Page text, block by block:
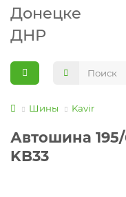
Шины Kavir
Автошина
KB33